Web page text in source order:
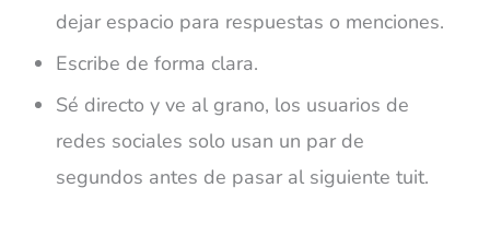
dejar espacio para respuestas o menciones.
Escribe de forma clara.
Sé directo y ve al grano, los usuarios de
redes sociales solo usan un par de
segundos antes de pasar al siguiente tuit.